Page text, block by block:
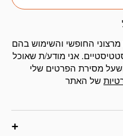
החופשי והשימוש בהם
אני מודע/ת שאוכל
מסירת הפרטים שלי
של האתר